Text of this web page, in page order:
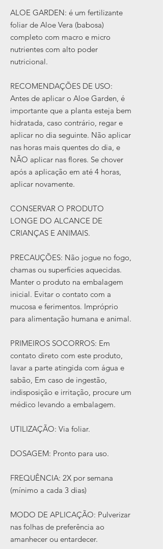
ALOE GARDEN: é um fertilizante
foliar de Aloe Vera (babosa)
completo com macro e micro
nutrientes com alto poder
nutricional.
RECOMENDAÇÕES DE USO:
Antes de aplicar o Aloe Garden, é
importante que a planta esteja bem
hidratada, caso contrário, regar e
aplicar no dia seguinte. Não aplicar
nas horas mais quentes do dia, e
NÃO aplicar nas flores. Se chover
após a aplicação em até 4 horas,
aplicar novamente.
CONSERVAR O PRODUTO
LONGE DO ALCANCE DE
CRIANÇAS E ANIMAIS.
PRECAUÇÕES: Não jogue no fogo,
chamas ou superfícies aquecidas.
Manter o produto na embalagem
inicial. Evitar o contato com a
mucosa e ferimentos. Impróprio
para alimentação humana e animal.
PRIMEIROS SOCORROS: Em
contato direto com este produto,
lavar a parte atingida com água e
sabão, Em caso de ingestão,
indisposição e irritação, procure um
médico levando a embalagem.
UTILIZAÇÃO: Via foliar.
DOSAGEM: Pronto para uso.
FREQUÊNCIA: 2X por semana
(mínimo a cada 3 dias)
MODO DE APLICAÇÃO: Pulverizar
nas folhas de preferência ao
amanhecer ou entardecer.